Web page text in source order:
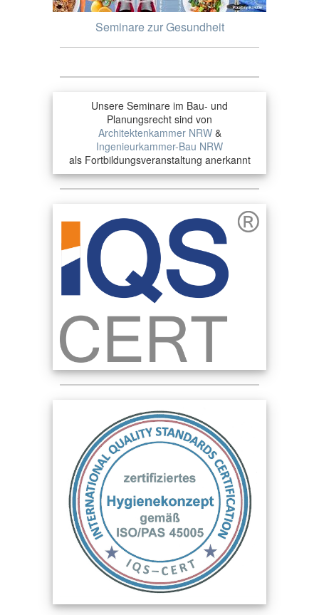
Seminare zur Gesundheit
Unsere Seminare im Bau- und
Planungsrecht sind von
Architektenkammer NRW&
Ingenieurkammer-Bau NRW
als Fortbildungsveranstaltung anerkannt